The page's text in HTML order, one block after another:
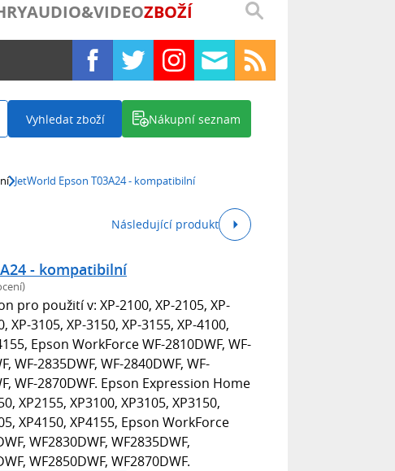
AUDIO&VIDEOZBOŽÍ
Vyhledat zboží Nákupní seznam
JetWorld Epson T03A24 - kompatibilní
Následující produkt
- kompatibilní
pro použití v: XP-2100, XP-2105, XP-
XP-3105, XP-3150, XP-3155, XP-4100,
Epson WorkForce WF-2810DWF, WF-
WF-2835DWF, WF-2840DWF, WF-
WF-2870DWF. Epson Expression Home
XP2155, XP3100, XP3105, XP3150,
XP4150, XP4155, Epson WorkForce
WF2830DWF, WF2835DWF,
WF2850DWF, WF2870DWF.